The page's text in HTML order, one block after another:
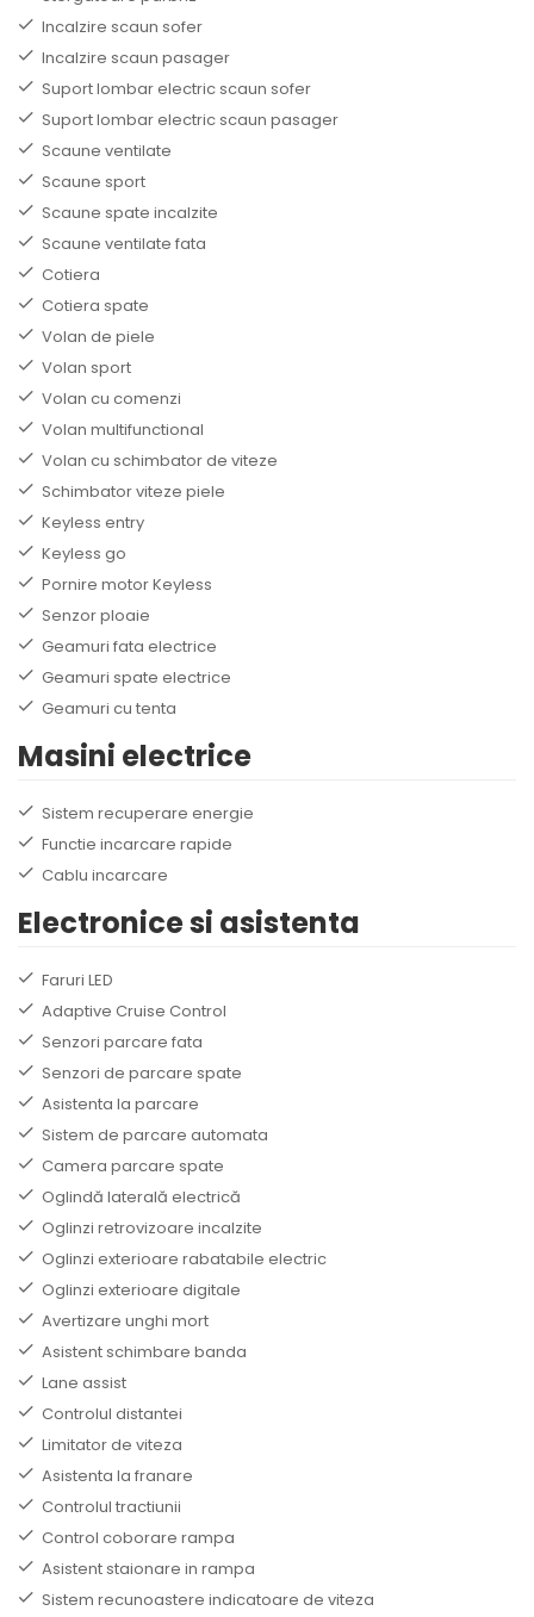
Incalzire scaun sofer
Incalzire scaun pasager
Suport lombar electric scaun sofer
Suport lombar electric scaun pasager
Scaune ventilate
Scaune sport
Scaune spate incalzite
Scaune ventilate fata
Cotiera
Cotiera spate
Volan de piele
Volan sport
Volan cu comenzi
Volan multifunctional
Volan cu schimbator de viteze
Schimbator viteze piele
Keyless entry
Keyless go
Pornire motor Keyless
Senzor ploaie
Geamuri fata electrice
Geamuri spate electrice
Geamuri cu tenta
Masini electrice
Sistem recuperare energie
Functie incarcare rapide
Cablu incarcare
Electronice si asistenta
Faruri LED
Adaptive Cruise Control
Senzori parcare fata
Senzori de parcare spate
Asistenta la parcare
Sistem de parcare automata
Camera parcare spate
Oglindă laterală electrică
Oglinzi retrovizoare incalzite
Oglinzi exterioare rabatabile electric
Oglinzi exterioare digitale
Avertizare unghi mort
Asistent schimbare banda
Lane assist
Controlul distantei
Limitator de viteza
Asistenta la franare
Controlul tractiunii
Control coborare rampa
Asistent staionare in rampa
Sistem recunoastere indicatoare de viteza